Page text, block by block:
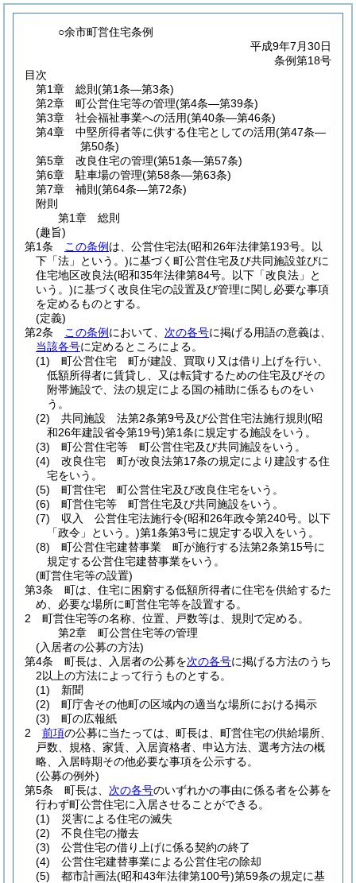
○余市町営住宅条例
平成9年7月30日
条例第18号
目次
第1章
総則 (第1条―第3条)
第2章
町公営住宅等の管理(第4条―第39条)
第3章
社会福祉事業への活用(第40条―第46条)
第4章
中堅所得者等に供する住宅としての活用(第47条―
第50条)
第5章
改良住宅の管理(第51条―第57条)
第6章
駐車場の管理(第58条―第63条)
第7章
補則 (第64条―第72条)
附則
第1章
総則
(趣旨)
第1条
この条例 は、公営住宅法(昭和26年法律第193号。以
下「法」という。)に基づく町公営住宅及び共同施設並びに
住宅地区改良法(昭和35年法律第84号。以下「改良法」と
いう。)に基づく改良住宅の設置及び管理に関し必要な事項
を定めるものとする。
(定義)
第2条
この条例 において、 次の各号に掲げる用語の意義は、
当該各号に定めるところによる。
(1)
町公営住宅 町が建設、買取り又は借り上げを行い、
低額所得者に賃貸し、又は転貸するための住宅及びその
附帯施設で、法の規定による国の補助に係るものをい
う。
(2)
共同施設 法第2条第9号及び公営住宅法施行規則 (昭
和26年建設省令第19号)第1条に規定する施設をいう。
(3)
町公営住宅等 町公営住宅及び共同施設をいう。
(4)
改良住宅 町が改良法第17条の規定により建設する住
宅をいう。
(5)
町営住宅 町公営住宅及び改良住宅をいう。
(6)
町営住宅等 町営住宅及び共同施設をいう。
(7)
収入 公営住宅法施行令(昭和26年政令第240号。以下
「政令」という。)第1条第3号に規定する収入をいう。
(8)
町公営住宅建替事業 町が施行する法第2条第15号に
規定する公営住宅建替事業をいう。
(町営住宅等の設置)
第3条
町は、住宅に困窮する低額所得者に住宅を供給するた
め、必要な場所に町営住宅等を設置する。
2
町営住宅等の名称、位置、戸数等は、規則で定める。
第2章
町公営住宅等の管理
(入居者の公募の方法)
第4条
町長は、入居者の公募を次の各号に掲げる方法のうち
2以上の方法によって行うものとする。
(1)
新聞
(2)
町庁舎その他町の区域内の適当な場所における掲示
(3)
町の広報紙
2
前項の公募に当たっては、町長は、町営住宅の供給場所、
戸数、規格、家賃、入居資格者、申込方法、選考方法の概
略、入居時期その他必要な事項を公示する。
(公募の例外)
第5条
町長は、 次の各号のいずれかの事由に係る者を公募を
行わず町公営住宅に入居させることができる。
(1)
災害による住宅の滅失
(2)
不良住宅の撤去
(3)
公営住宅の借り上げに係る契約の終了
(4)
公営住宅建替事業による公営住宅の除却
(5)
都市計画法(昭和43年法律第100号)第59条の規定に基